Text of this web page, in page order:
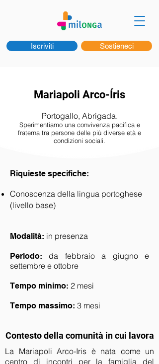
Iscriviti Sostieneci
Mariapoli Arco-Íris
Portogallo, Abrigada.
Sperimentiamo una convivenza pacifica e
fraterna tra persone delle più diverse età e
condizioni sociali.
Riquieste specifiche:
Conoscenza della lingua portoghese
(livello base)
Modalità: in presenza
Periodo: da febbraio a giugno e
settembre e ottobre
Tempo minimo: 2 mesi
Tempo massimo: 3 mesi
Contesto della comunità in cui lavora
La Mariapoli Arco-Iris è nata come un
centro di incontri per la famiglia del